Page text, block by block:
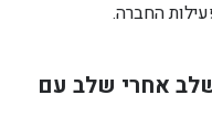
החברה.
אחרי שלב עם